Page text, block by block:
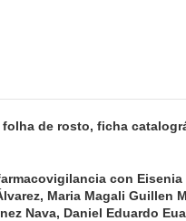
de rosto, ficha
con
Maria Magali Guillen
Nava, Daniel Eduardo